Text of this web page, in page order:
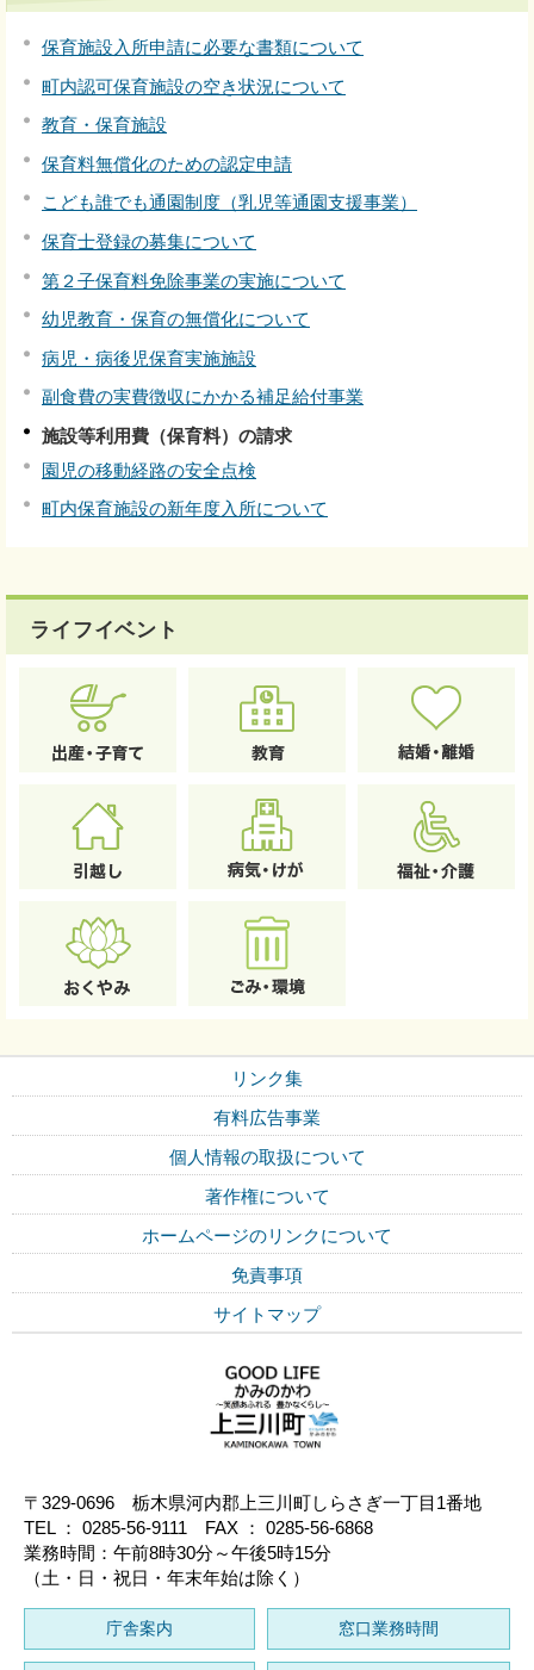
保育施設入所申請に必要な書類について
町内認可保育施設の空き状況について
教育・保育施設
保育料無償化のための認定申請
こども誰でも通園制度（乳児等通園支援事業）
保育士登録の募集について
第２子保育料免除事業の実施について
幼児教育・保育の無償化について
病児・病後児保育実施施設
副食費の実費徴収にかかる補足給付事業
施設等利用費（保育料）の請求
園児の移動経路の安全点検
町内保育施設の新年度入所について
ライフイベント
リンク集
有料広告事業
個人情報の取扱について
著作権について
ホームページのリンクについて
免責事項
サイトマップ
〒329-0696 栃木県河内郡上三川町しらさぎ一丁目1番地
TEL ： 0285-56-9111 FAX ： 0285-56-6868
業務時間：午前8時30分～午後5時15分
（土・日・祝日・年末年始は除く）
庁舎案内 窓口業務時間